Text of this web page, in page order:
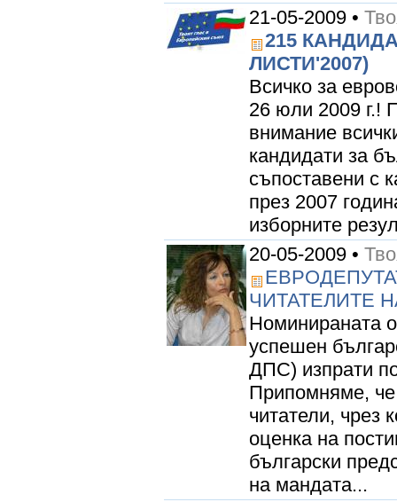
21-05-2009 •
215
ЛИСТИ'2007)
Всичко за
26 юли 2009 г.!
внимание
кандидати за
съпоставени с
през 2007
изборните
20-05-2009 •
ЧИТАТЕЛИТЕ
Номинираната
успешен
ДПС) изпрати
Припомняме,
читатели, чрез
оценка на
български
на мандата...